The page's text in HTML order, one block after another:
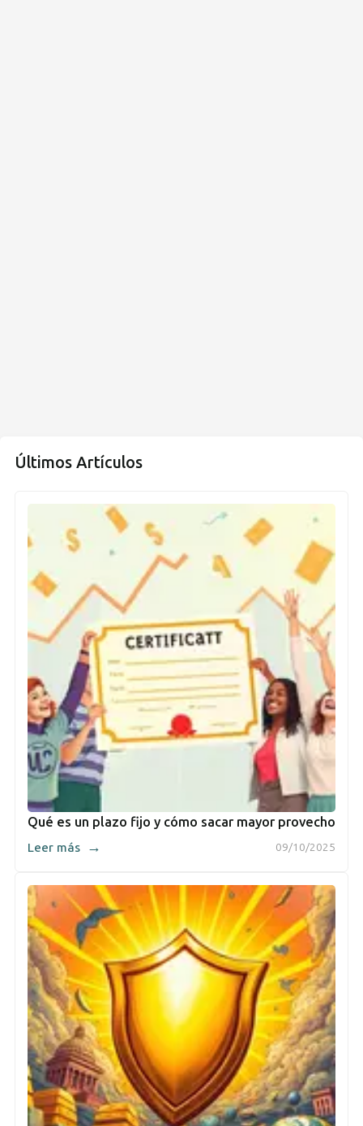
Últimos Artículos
Qué es un plazo fijo y cómo sacar mayor provecho
09/10/2025
Leer más →